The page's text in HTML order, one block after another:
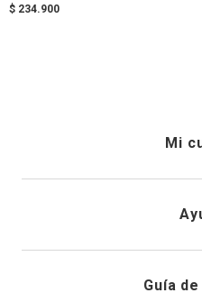
$ 234.900
Mi
Guía